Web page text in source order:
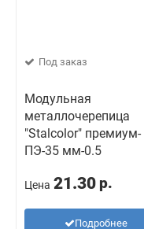
Под заказ
Модульная
металлочерепица
"Stalcolor" премиум-
ПЭ-35 мм-0.5
Цена 21.30 р.
Подробнее